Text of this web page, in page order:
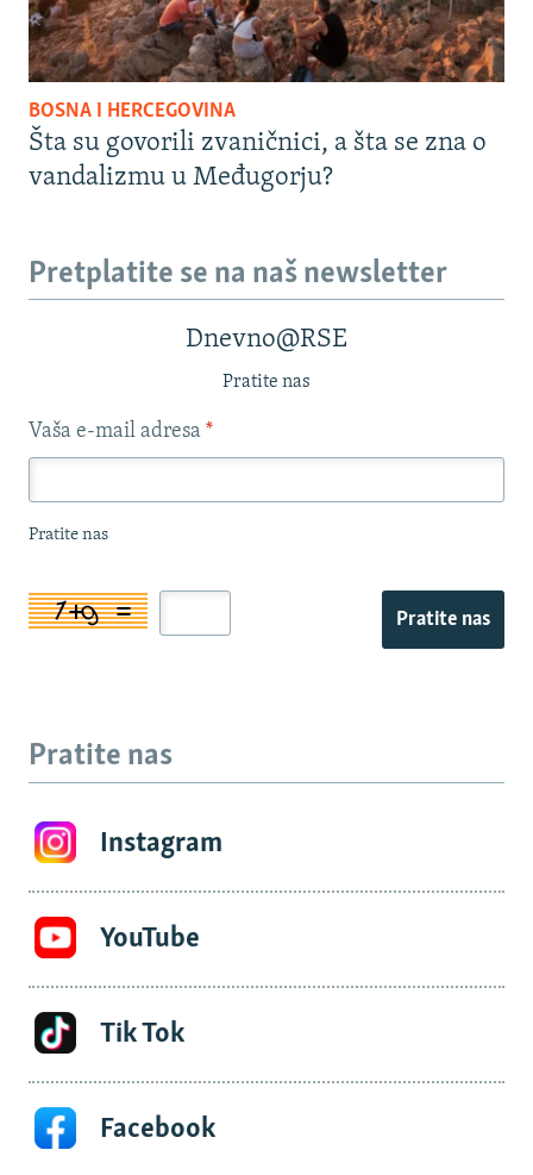
BOSNA I HERCEGOVINA
Šta su govorili zvaničnici, a šta se zna o
vandalizmu u Međugorju?
Pretplatite se na naš newsletter
Dnevno@RSE
Pratite nas
Vaša e-mail adresa *
Pratite nas
Pratite nas
Pratite nas
Instagram
YouTube
Tik Tok
Facebook